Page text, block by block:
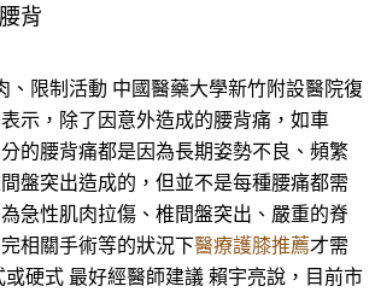
背
、限制活動 中國醫藥大學新竹附設醫院復
示，除了因意外造成的腰背痛，如車
的腰背痛都是因為長期姿勢不良、頻繁
盤突出造成的，但並不是每種腰痛都需
急性肌肉拉傷、椎間盤突出、嚴重的脊
相關手術等的狀況下醫療護膝推薦才需
硬式 最好經醫師建議 賴宇亮說，目前市